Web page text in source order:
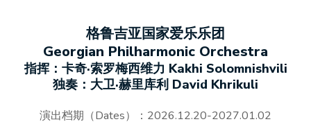
格鲁吉亚国家爱乐乐团
Georgian Philharmonic Orchestra
指挥：卡奇·索罗梅西维力 Kakhi Solomnishvili
独奏：大卫·赫里库利 David Khrikuli
演出档期（Dates）：2026.12.20-2027.01.02